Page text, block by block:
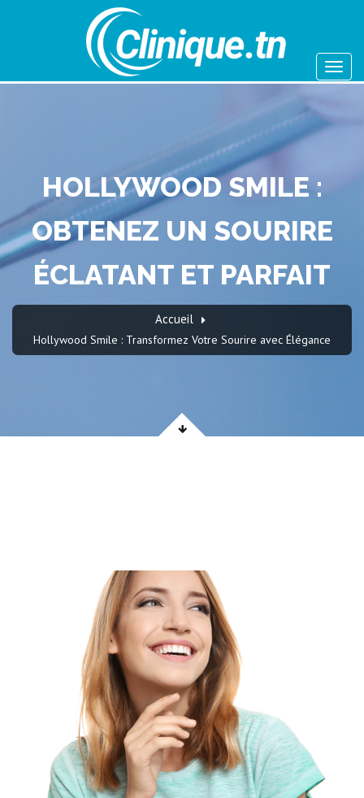
HOLLYWOOD SMILE :
OBTENEZ UN SOURIRE
ÉCLATANT ET PARFAIT
Accueil
Hollywood Smile : Transformez Votre Sourire avec Élégance